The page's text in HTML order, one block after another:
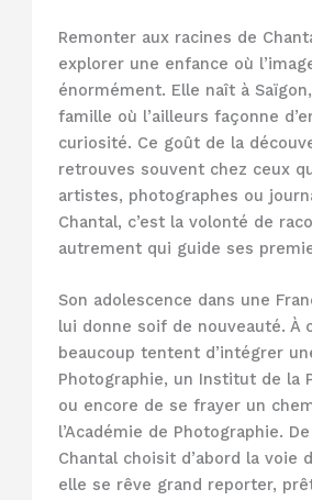
Remonter aux racines de
explorer une enfance où
énormément. Elle naît à
famille où l’ailleurs façonne
curiosité. Ce goût de la
retrouves souvent chez ceux
artistes, photographes ou
Chantal, c’est la volonté de
autrement qui guide ses
Son adolescence dans une
lui donne soif de nouveauté. À
beaucoup tentent d’intégrer
Photographie, un Institut de la
ou encore de se frayer un
l’Académie de Photographie.
Chantal choisit d’abord la voie
elle se rêve grand reporter,